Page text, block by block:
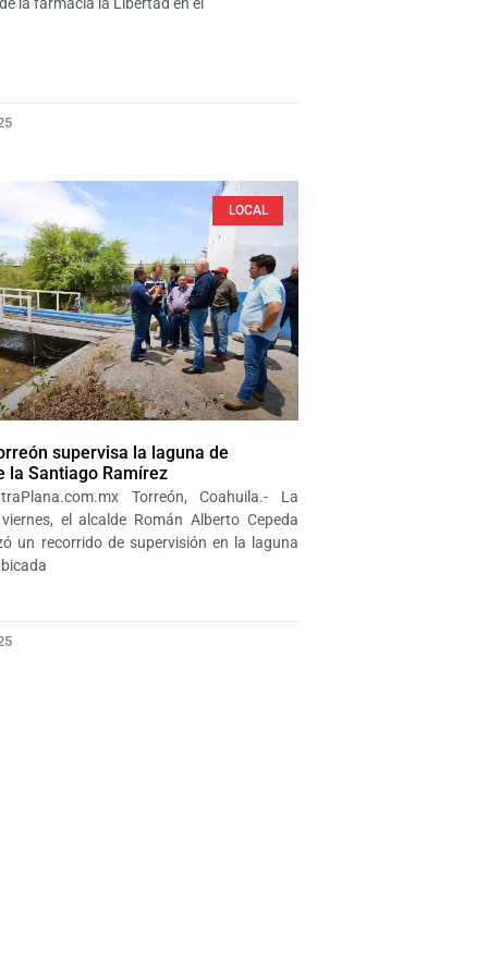
LOCAL
supervisa la laguna de
la Santiago Ramírez
Torreón, Coahuila.- La
el alcalde Román Alberto Cepeda
un recorrido de supervisión en la laguna